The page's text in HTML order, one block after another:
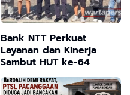
Bank NTT Perkuat
Layanan dan Kinerja
Sambut HUT ke-64